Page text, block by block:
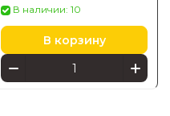
В наличии: 10
В корзину